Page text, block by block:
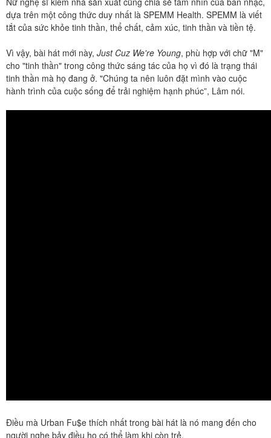
dựa trên một công thức duy nhất là SPEMM Health. SPEMM là viết
tắt của sức khỏe tinh thần, thể chất, cảm xúc, tinh thần và tiền tệ.
Vì vậy, bài hát mới này, Just Cuz We're Young, phù hợp với chữ "M"
cho "tinh thần" trong công thức sáng tác của họ vì đó là trạng thái
tinh thần mà họ đang ở. "Chúng ta nên luôn đặt mình vào cuộc
hành trình của cuộc sống để trải nghiệm hạnh phúc”, Lâm nói.
Điều mà Urban Fu$e thích nhất trong bài hát là nó mang đến cho
người nghe bảy điều họ có thể làm khi còn trẻ.